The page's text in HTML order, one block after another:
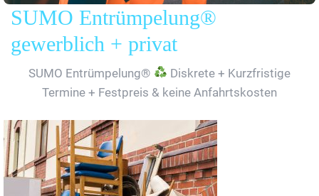
SUMO Entrümpelung®
gewerblich + privat
SUMO Entrümpelung®
Diskrete + Kurzfristige
Termine + Festpreis & keine Anfahrtskosten